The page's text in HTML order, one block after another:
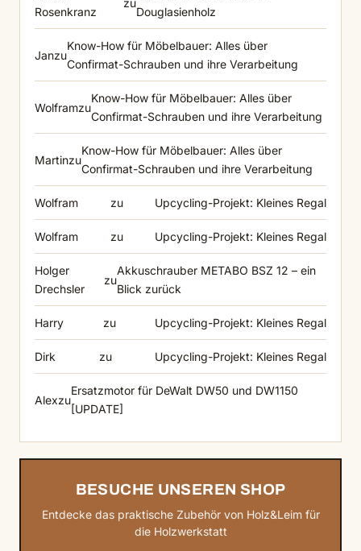
Rosenkranz
Douglasienholz
Janzu
Know-How für Möbelbauer: Alles über
Confirmat-Schrauben und ihre Verarbeitung
Wolframzu
Know-How für Möbelbauer: Alles über
Confirmat-Schrauben und ihre Verarbeitung
Martinzu
Know-How für Möbelbauer: Alles über
Confirmat-Schrauben und ihre Verarbeitung
Wolfram zu Upcycling-Projekt: Kleines Regal
Wolfram zu Upcycling-Projekt: Kleines Regal
Holger
Drechsler
zu
Akkuschrauber METABO BSZ 12 – ein
Blick zurück
Harry zu Upcycling-Projekt: Kleines Regal
Dirk zu Upcycling-Projekt: Kleines Regal
Alexzu
Ersatzmotor für DeWalt DW50 und DW1150
[UPDATE]
BESUCHE UNSEREN SHOP
Entdecke das praktische Zubehör von Holz&Leim für
die Holzwerkstatt